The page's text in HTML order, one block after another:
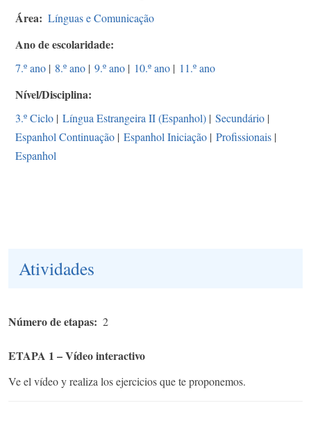
Área Línguas e Comunicação
Ano de escolaridade
7.º ano | 8.º ano | 9.º ano | 10.º ano | 11.º ano
Nível/Disciplina
3.º Ciclo | Língua Estrangeira II (Espanhol) | Secundário |
Espanhol Continuação | Espanhol Iniciação | Profissionais |
Espanhol
Atividades
Número de etapas 2
ETAPA 1 – Vídeo interactivo
Ve el vídeo y realiza los ejercicios que te proponemos.